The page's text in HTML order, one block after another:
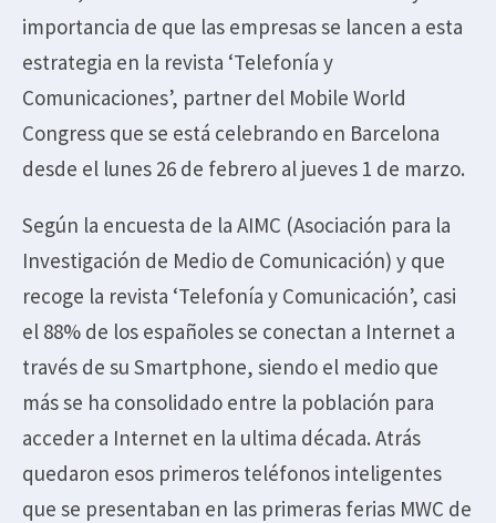
importancia de que las empresas se lancen a esta
estrategia en la revista ‘Telefonía y
Comunicaciones’, partner del Mobile World
Congress que se está celebrando en Barcelona
desde el lunes 26 de febrero al jueves 1 de marzo.
Según la encuesta de la AIMC (Asociación para la
Investigación de Medio de Comunicación) y que
recoge la revista ‘Telefonía y Comunicación’, casi
el 88% de los españoles se conectan a Internet a
través de su Smartphone, siendo el medio que
más se ha consolidado entre la población para
acceder a Internet en la ultima década. Atrás
quedaron esos primeros teléfonos inteligentes
que se presentaban en las primeras ferias MWC de